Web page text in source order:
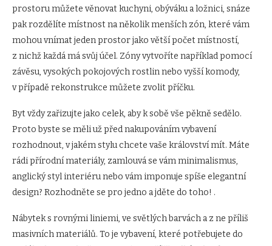
prostoru můžete věnovat kuchyni, obýváku a ložnici, snáze
pak rozdělíte místnost na několik menších zón, které vám
mohou vnímat jeden prostor jako větší počet místností,
z nichž každá má svůj účel. Zóny vytvoříte například pomocí
závěsu, vysokých pokojových rostlin nebo vyšší komody,
v případě rekonstrukce můžete zvolit příčku.
Byt vždy zařizujte jako celek, aby k sobě vše pěkně sedělo.
Proto byste se měli už před nakupováním vybavení
rozhodnout, v jakém stylu chcete vaše království mít. Máte
rádi přírodní materiály, zamlouvá se vám minimalismus,
anglický styl interiéru nebo vám imponuje spíše elegantní
design? Rozhodněte se pro jedno a jděte do toho! .
Nábytek s rovnými liniemi, ve světlých barvách a z ne příliš
masivních materiálů. To je vybavení, které potřebujete do